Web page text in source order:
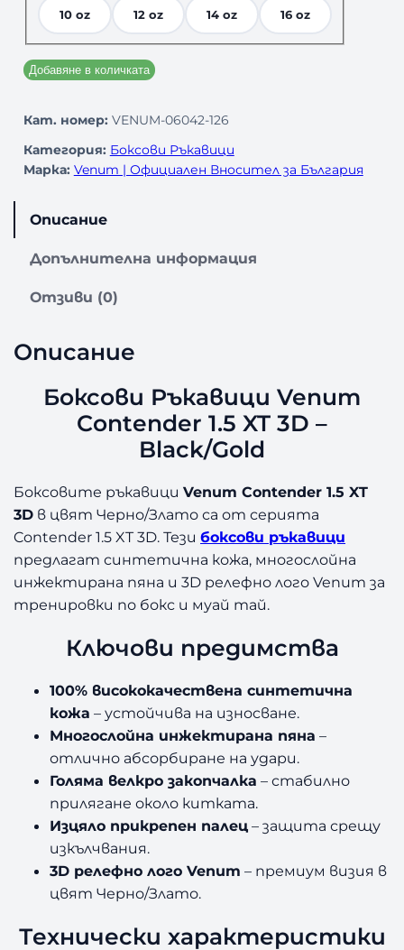
10 oz 12 oz 14 oz 16 oz
Добавяне в количката
Кат. номер: VENUM-06042-126
Категория: Боксови Ръкавици
Марка: Venum | Официален Вносител за България
Описание
Допълнителна информация
Отзиви (0)
Описание
Боксови Ръкавици Venum
Contender 1.5 XT 3D –
Black/Gold
Боксовите ръкавициVenum Contender 1.5 XT
3D в цвят Черно/Злато са от серията
Contender 1.5 XT 3D. Тезибоксови ръкавици
предлагат синтетична кожа, многослойна
инжектирана пяна и 3D релефно лого Venum за
тренировки по бокс и муай тай.
Ключови предимства
100% висококачествена синтетична
кожа – устойчива на износване.
Многослойна инжектирана пяна –
отлично абсорбиране на удари.
Голяма велкро закопчалка – стабилно
прилягане около китката.
Изцяло прикрепен палец – защита срещу
изкълчвания.
3D релефно лого Venum – премиум визия в
цвят Черно/Злато.
Технически характеристики